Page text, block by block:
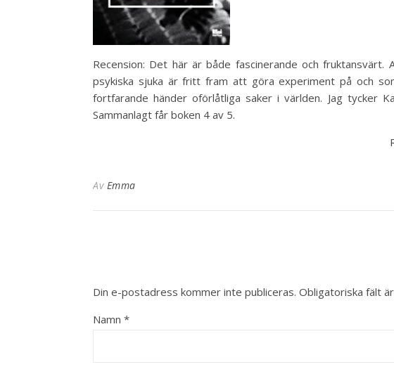
Recension: Det här är både fascinerande och
psykiska sjuka är fritt fram att göra experiment på och
fortfarande händer oförlåtliga saker i världen. Jag tycker
Sammanlagt får boken 4 av 5.
Av Emma
Din e-postadress kommer inte publiceras. Obligatoriska fält
Namn *